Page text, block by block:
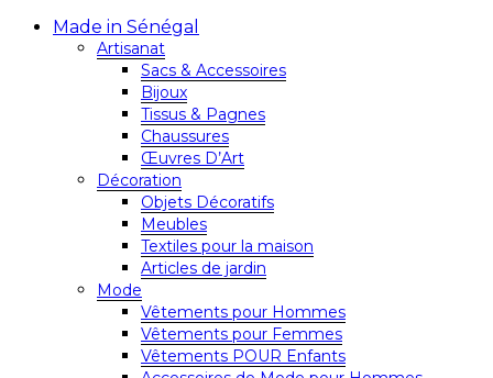
Made in Sénégal
Artisanat
Sacs & Accessoires
Bijoux
Tissus & Pagnes
Chaussures
Œuvres D’Art
Décoration
Objets Décoratifs
Meubles
Textiles pour la maison
Articles de jardin
Mode
Vêtements pour Hommes
Vêtements pour Femmes
Vêtements POUR Enfants